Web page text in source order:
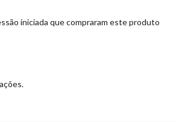
iniciada que compraram este produto